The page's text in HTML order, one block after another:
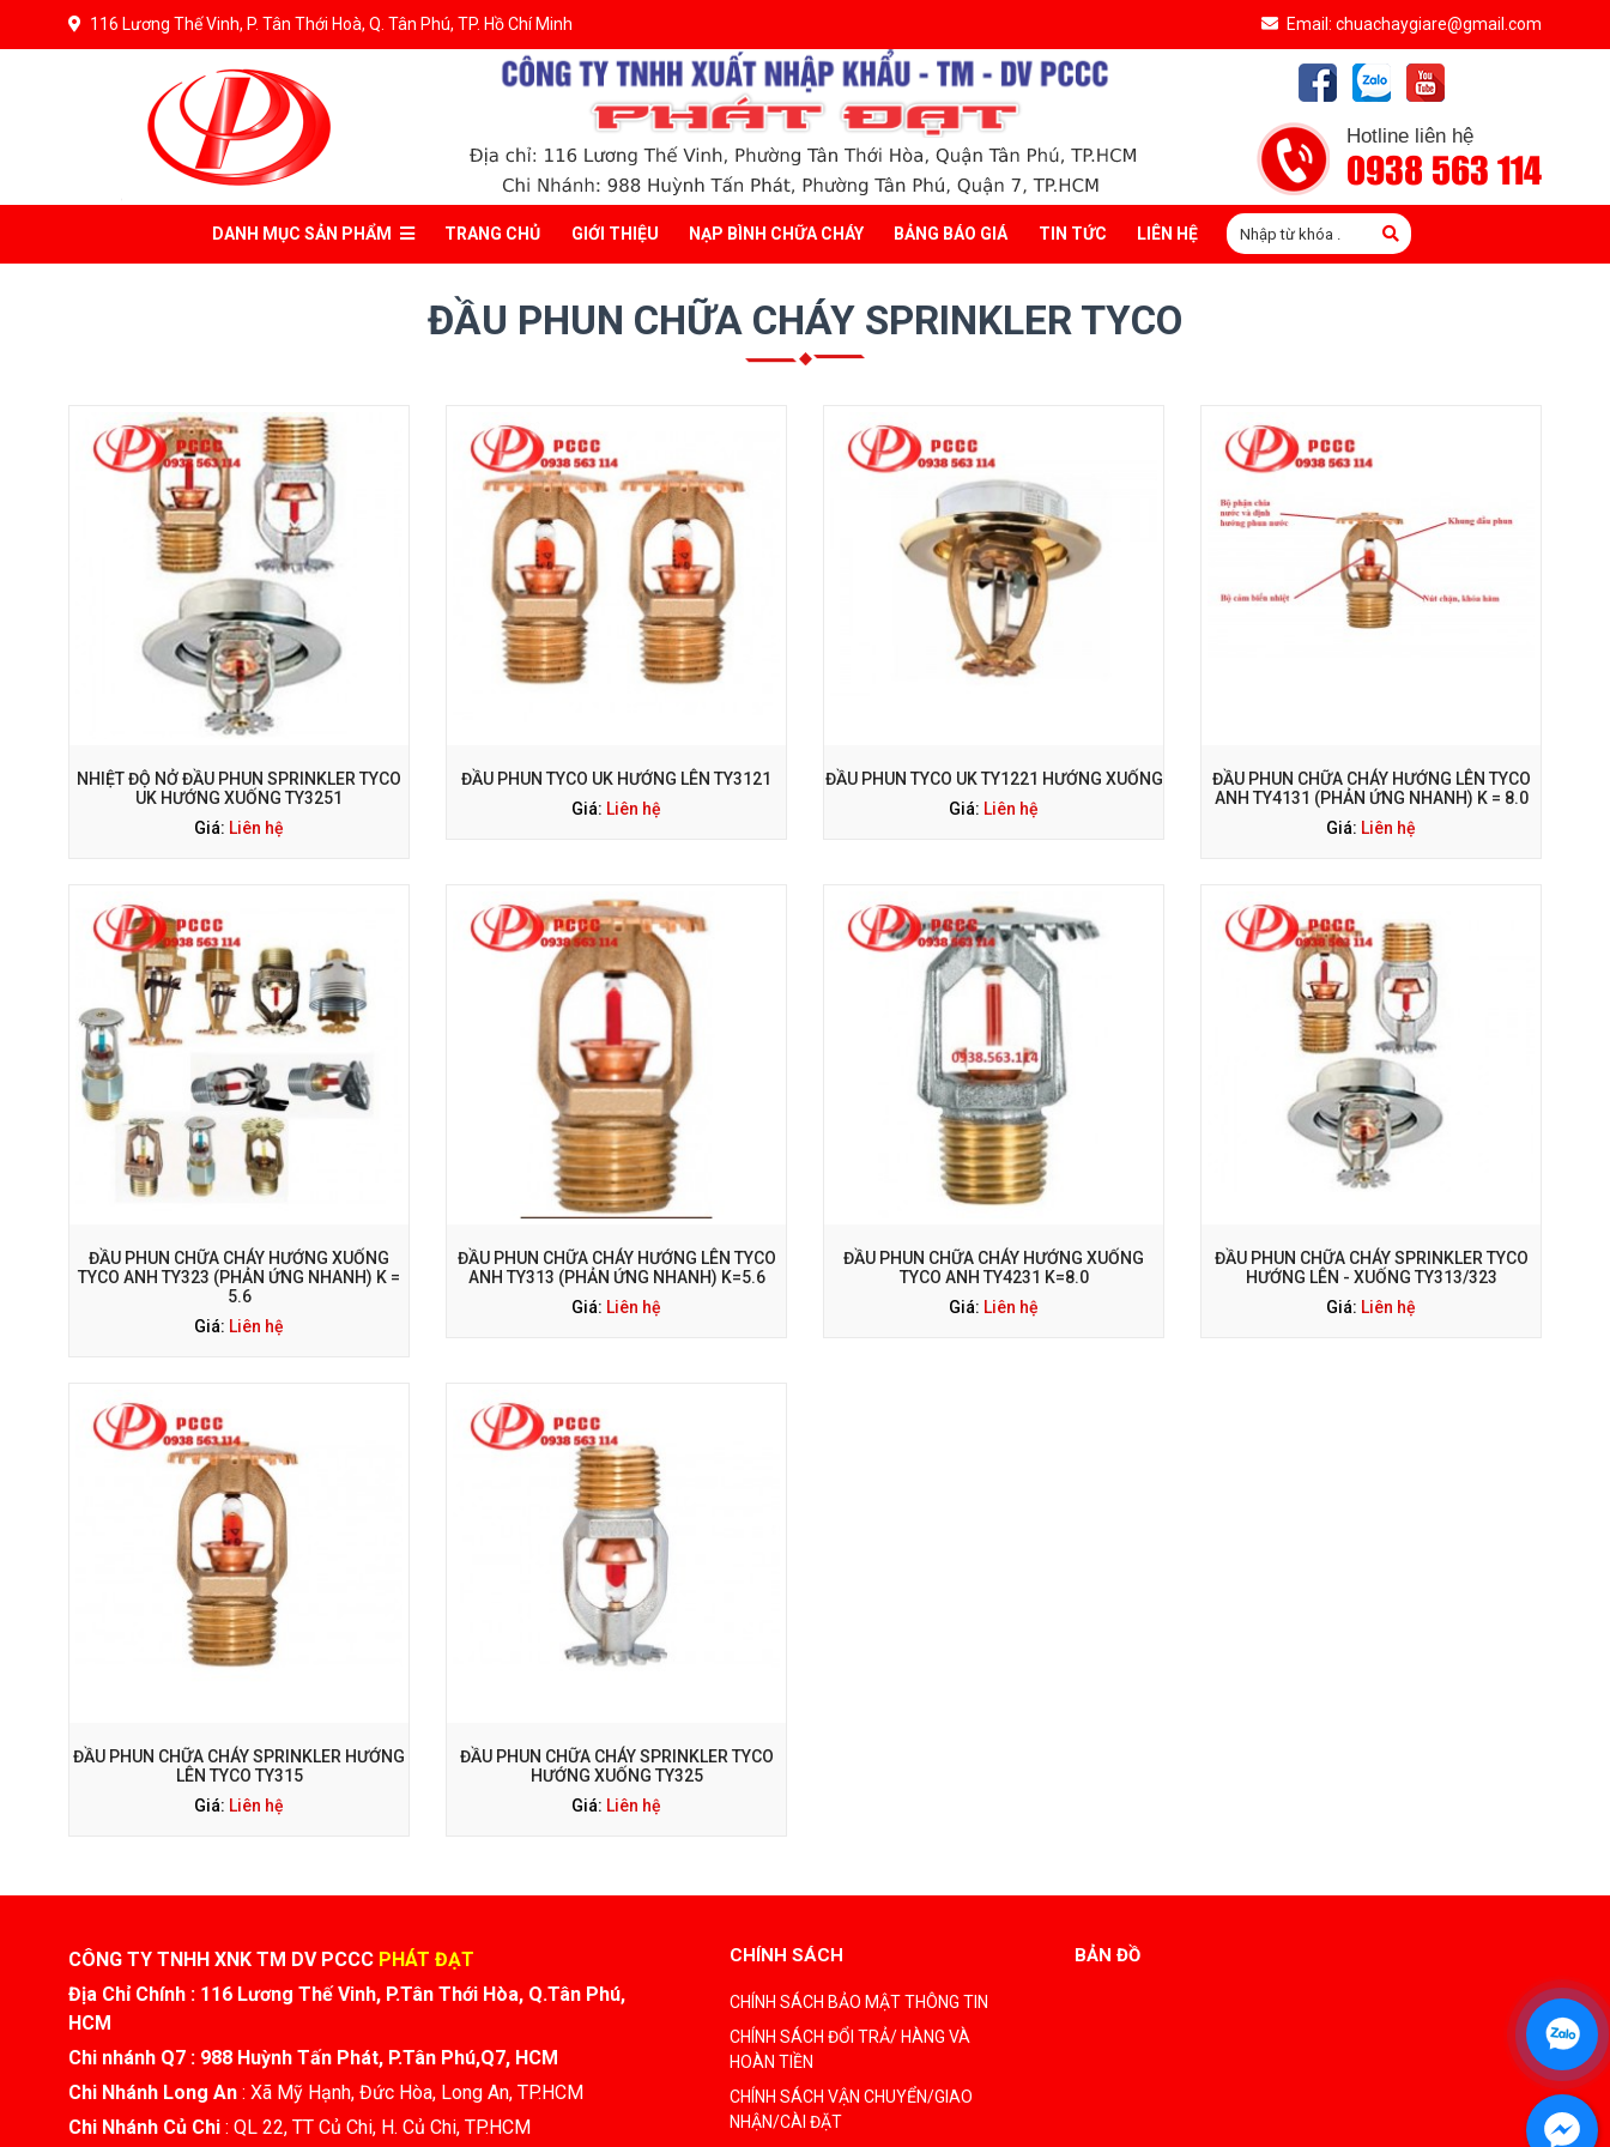
116 Lương Thế Vinh, P. Tân Thới Hoà, Q. Tân Phú, TP. Hồ Chí Minh Email: chuachaygiare@gmail.com
Hotline liên hệ
0938 563 114
DANH MỤC SẢN PHẨM TRANG CHỦ GIỚI THIỆU NẠP BÌNH CHỮA CHÁY BẢNG BÁO GIÁ TIN TỨC LIÊN HỆ
ĐẦU PHUN CHỮA CHÁY SPRINKLER TYCO
NHIỆT ĐỘ NỞ ĐẦU PHUN SPRINKLER TYCO
UK HƯỚNG XUỐNG TY3251
Giá: Liên hệ
GỌI NGAY: 0938 563 114
ĐẦU PHUN TYCO UK HƯỚNG LÊN TY3121
Giá: Liên hệ
GỌI NGAY: 0938 563 114
ĐẦU PHUN TYCO UK TY1221 HƯỚNG XUỐNG
Giá: Liên hệ
ĐẦU PHUN CHỮA CHÁY HƯỚNG LÊN TYCO
ANH TY4131 (PHẢN ỨNG NHANH) K = 8.0
Giá: Liên hệ
ĐẦU PHUN CHỮA CHÁY HƯỚNG XUỐNG
TYCO ANH TY323 (PHẢN ỨNG NHANH) K =
5.6
Giá: Liên hệ
GỌI NGAY: 0938 563 114
ĐẦU PHUN CHỮA CHÁY HƯỚNG LÊN TYCO
ANH TY313 (PHẢN ỨNG NHANH) K=5.6
Giá: Liên hệ
GỌI NGAY: 0938 563 114
ĐẦU PHUN CHỮA CHÁY HƯỚNG XUỐNG
TYCO ANH TY4231 K=8.0
Giá: Liên hệ
GỌI NGAY: 0938 563 114
ĐẦU PHUN CHỮA CHÁY SPRINKLER TYCO
HƯỚNG LÊN - XUỐNG TY313/323
Giá: Liên hệ
ĐẦU PHUN CHỮA CHÁY SPRINKLER HƯỚNG
LÊN TYCO TY315
Giá: Liên hệ
GỌI NGAY: 0938 563 114
ĐẦU PHUN CHỮA CHÁY SPRINKLER TYCO
HƯỚNG XUỐNG TY325
Giá: Liên hệ
CÔNG TY TNHH XNK TM DV PCCC PHÁT ĐẠT
Địa Chỉ Chính : 116 Lương Thế Vinh, P.Tân Thới Hòa, Q.Tân Phú,
HCM
Chi nhánh Q7 : 988 Huỳnh Tấn Phát, P.Tân Phú,Q7, HCM
Chi Nhánh Long An : Xã Mỹ Hạnh, Đức Hòa, Long An, TP.HCM
Chi Nhánh Củ Chi : QL 22, TT Củ Chi, H. Củ Chi, TP.HCM
CHÍNH SÁCH
CHÍNH SÁCH BẢO MẬT THÔNG TIN
CHÍNH SÁCH ĐỔI TRẢ/ HÀNG VÀ
HOÀN TIỀN
CHÍNH SÁCH VẬN CHUYỂN/GIAO
NHẬN/CÀI ĐẶT
BẢN ĐỒ